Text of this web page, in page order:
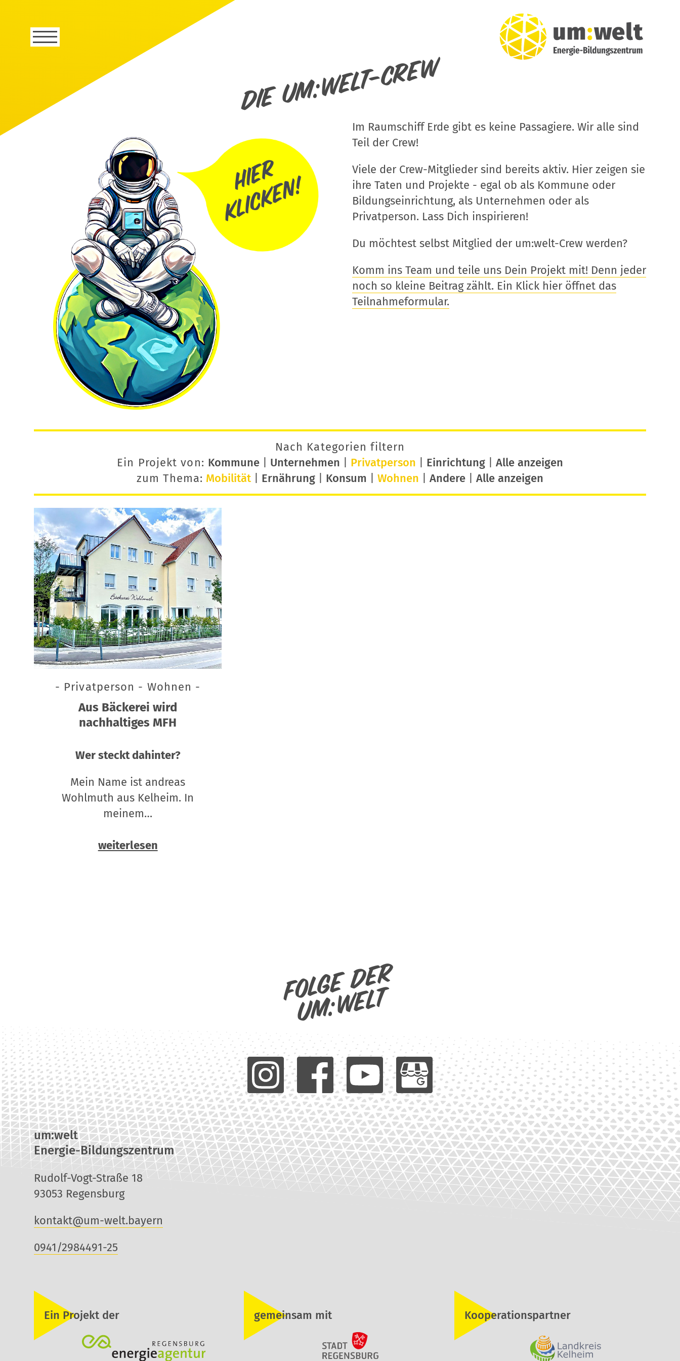
Die um:welt-Crew
Im Raumschiff Erde gibt es keine Passagiere. Wir alle sind
Teil der Crew!
Viele der Crew-Mitglieder sind bereits aktiv. Hier zeigen sie
ihre Taten und Projekte - egal ob als Kommune oder
Bildungseinrichtung, als Unternehmen oder als
Privatperson. Lass Dich inspirieren!
Du möchtest selbst Mitglied der um:welt-Crew werden?
Komm ins Team und teile uns Dein Projekt mit! Denn jeder
noch so kleine Beitrag zählt. Ein Klick hier öffnet das
Teilnahmeformular.
Nach Kategorien filtern
Ein Projekt von: Kommune| Unternehmen Privatperson Einrichtung| Alle anzeigen
zum Thema: Mobilität Ernährung Konsum Wohnen Andere Alle anzeigen
- Privatperson - Wohnen -
Aus Bäckerei wird
nachhaltiges MFH
Wer steckt dahinter?
Mein Name ist andreas
Wohlmuth aus Kelheim. In
meinem…
weiterlesen
Folge der
um:welt
um:welt
Energie-Bildungszentrum
Rudolf-Vogt-Straße 18
93053 Regensburg
kontakt@um-welt.bayern
0941/2984491-25
Ein Projekt der gemeinsam mit Kooperationspartner